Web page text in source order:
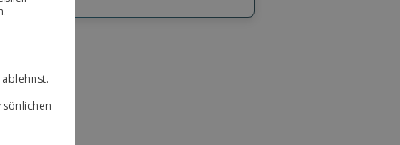
alle Erlebnisse einlösbar.